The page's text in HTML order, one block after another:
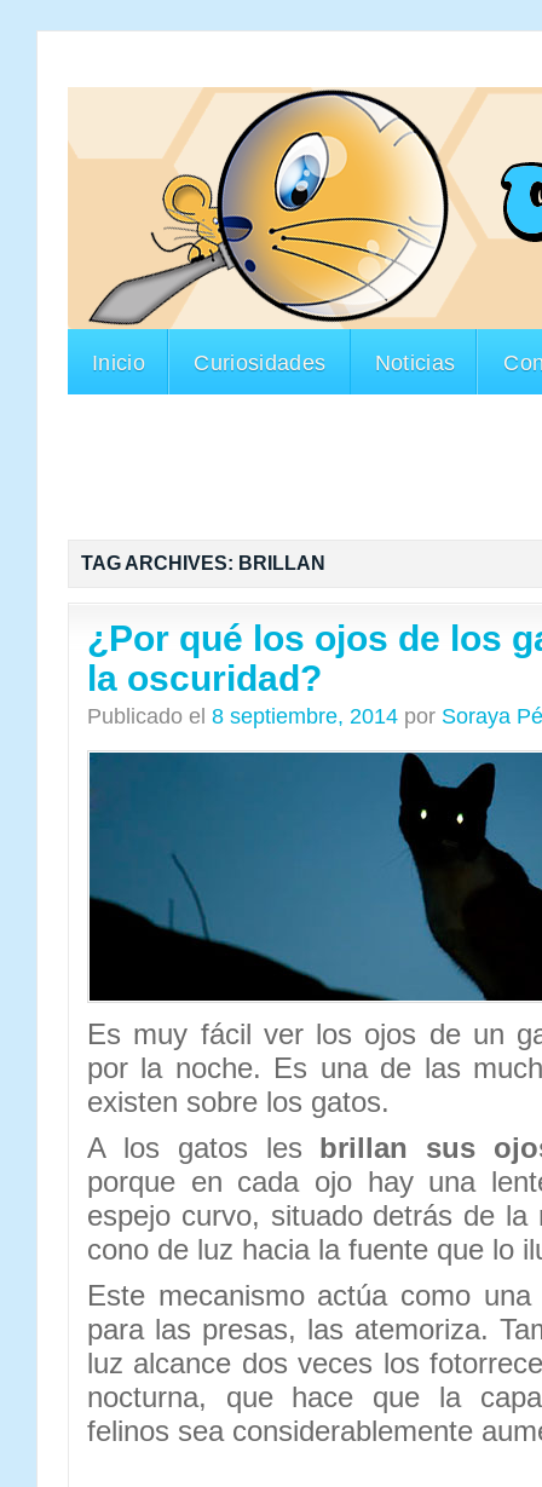
Inicio Curiosidades Noticias
TAG ARCHIVES: BRILLAN
¿Por qué los ojos de los
la oscuridad?
Publicado el 8 septiembre, 2014 por Soraya
Es muy fácil ver los ojos de un
por la noche. Es una de las
existen sobre los gatos.
A los gatos les brillan sus
porque en cada ojo hay una
espejo curvo, situado detrás de la
cono de luz hacia la fuente que lo
Este mecanismo actúa como
para las presas, las atemoriza.
luz alcance dos veces los
nocturna, que hace que la
felinos sea considerablemente